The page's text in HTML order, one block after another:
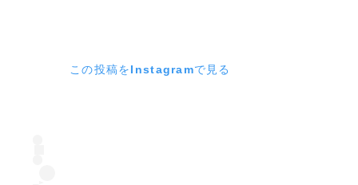
この投稿をInstagramで見る